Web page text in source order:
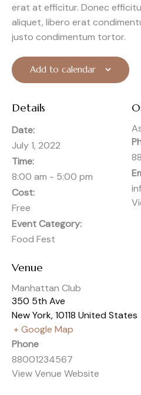
erat at efficitur. Donec
aliquet, libero erat
justo condimentum tortor.
Add to calendar
Details
Date:
July 1, 2022
Time:
8:00 am - 5:00 pm
Cost:
Free
Event Category:
Food Fest
Venue
Manhattan Club
350 5th Ave
New York,10118 United States
+ Google Map
Phone
88001234567
View Venue Website